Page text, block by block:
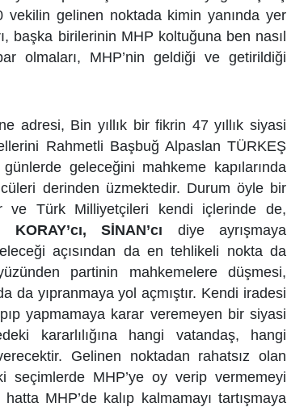
vekilin gelinen noktada kimin yanında yer
başka birilerinin MHP koltuğuna ben nasıl
olmaları, MHP’nin geldiği ve getirildiği
adresi, Bin yıllık bir fikrin 47 yıllık siyasi
Rahmetli Başbuğ Alpaslan TÜRKEŞ
geleceğini mahkeme kapılarında
derinden üzmektedir. Durum öyle bir
ve Türk Milliyetçileri kendi içlerinde de,
KORAY’cı, SİNAN’cı diye ayrışmaya
açısından da en tehlikeli nokta da
partinin mahkemelere düşmesi,
da yıpranmaya yol açmıştır. Kendi iradesi
yapmamaya karar veremeyen bir siyasi
kararlılığına hangi vatandaş, hangi
Gelinen noktadan rahatsız olan
seçimlerde MHP’ye oy verip vermemeyi
MHP’de kalıp kalmamayı tartışmaya